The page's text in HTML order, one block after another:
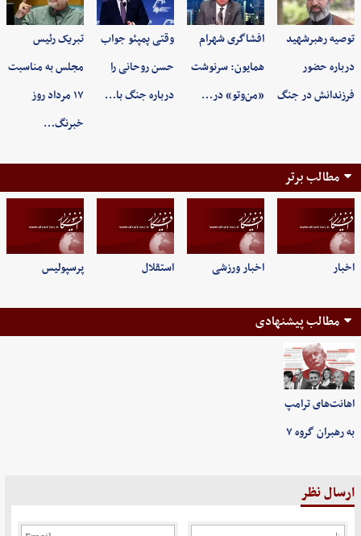
توصیه رهبرشهید
درباره حضور
فرزندانش در جنگ
افشاگری شهرام
همایون: سرنوشت
«من‌وتو» در…
وقتی پمپئو جواب
حسن روحانی را
درباره جنگ با…
تبریک رئیس
مجلس به مناسبت
۱۷ مرداد روز
خبرنگ…
مطالب برتر
اخبار اخبار ورزشی استقلال پرسپولیس
مطالب پیشنهادی
اهانت‌های ترامپ
به رهبران گروه ۷
ارسال نظر